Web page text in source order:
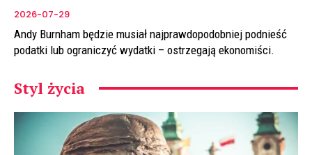
2026-07-29
Andy Burnham będzie musiał najprawdopodobniej podnieść
podatki lub ograniczyć wydatki – ostrzegają ekonomiści.
Styl życia